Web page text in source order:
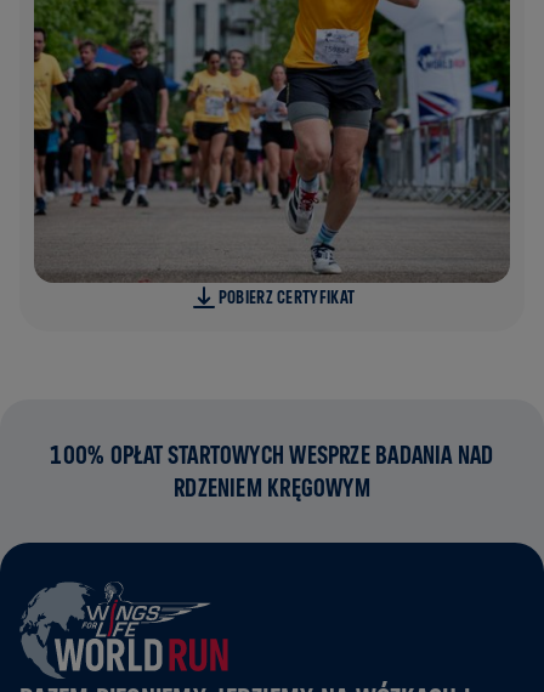
POBIERZ CERTYFIKAT
100% OPŁAT STARTOWYCH WESPRZE BADANIA NAD
RDZENIEM KRĘGOWYM